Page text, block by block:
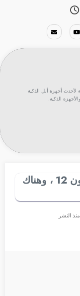
لأحدث أجهزة أبل الذكية
الذكية.
تم تسريب كل شيء عن آي-فون 12 ، وهناك